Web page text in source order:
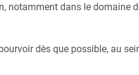
dans le domaine
dès que possible, au